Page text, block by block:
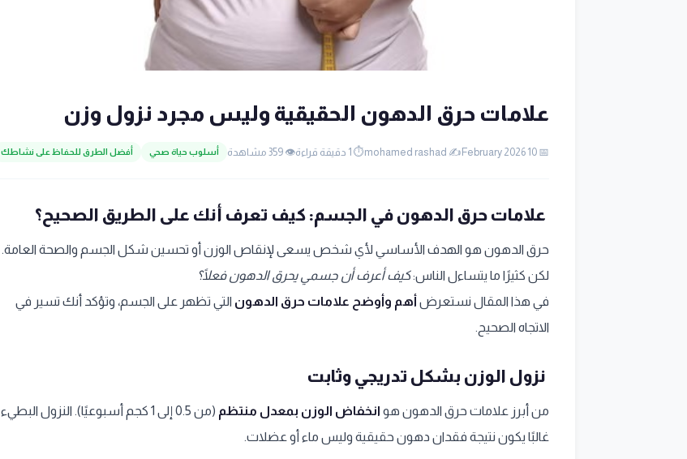
علامات حرق الدهون الحقيقية وليس مجرد نزول وزن
📅 10 February 2026
✍️ mohamed rashad ⏱️ 1 دقيقة قراءة 👁️ 359 مشاهدة أسلوب حياة صحي أفضل الطرق للحفاظ على نشاطك
علامات حرق الدهون في الجسم: كيف تعرف أنك على الطريق الصحيح؟
حرق الدهون هو الهدف الأساسي لأي شخص يسعى لإنقاص الوزن أو تحسين شكل الجسم والصحة العامة.
لكن كثيرًا ما يتساءل الناس:كيف أعرف أن جسمي يحرق الدهون فعلًا؟
في هذا المقال نستعرض أهم وأوضح علامات حرق الدهون التي تظهر على الجسم، وتؤكد أنك تسير في
الاتجاه الصحيح.
نزول الوزن بشكل تدريجي وثابت
من أبرز علامات حرق الدهون هو انخفاض الوزن بمعدل منتظم
(من 0.5 إلى 1 كجم أسبوعيًا). النزول البطيء
غالبًا يكون نتيجة فقدان دهون حقيقية وليس ماء أو عضلات.